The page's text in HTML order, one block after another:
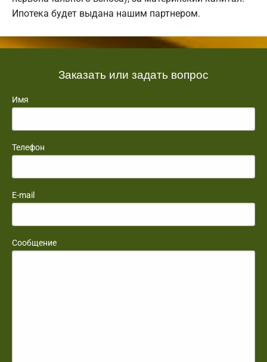
Ипотека будет выдана нашим партнером.
Заказать или задать вопрос
Имя
Телефон
E-mail
Сообщение